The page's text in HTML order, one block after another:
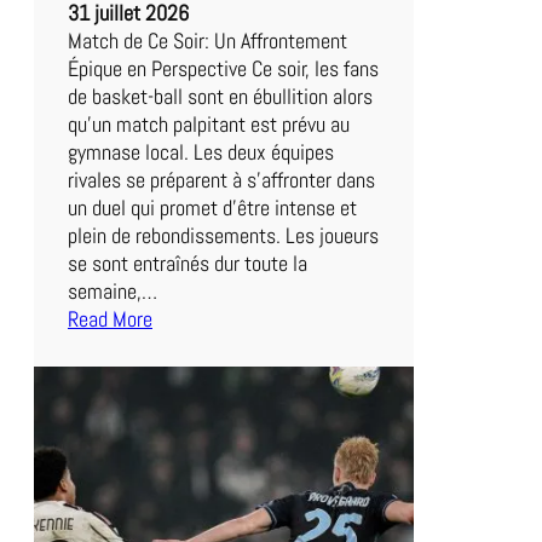
i
a
b
l
e
s
R
o
u
g
e
s
u
ê
31 juillet 2026
Match de Ce Soir: Un Affrontement
Épique en Perspective Ce soir, les fans
de basket-ball sont en ébullition alors
qu’un match palpitant est prévu au
gymnase local. Les deux équipes
rivales se préparent à s’affronter dans
un duel qui promet d’être intense et
plein de rebondissements. Les joueurs
se sont entraînés dur toute la
semaine,…
Read More
A
f
o